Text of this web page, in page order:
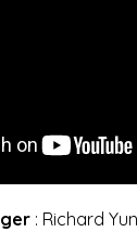
: Richard